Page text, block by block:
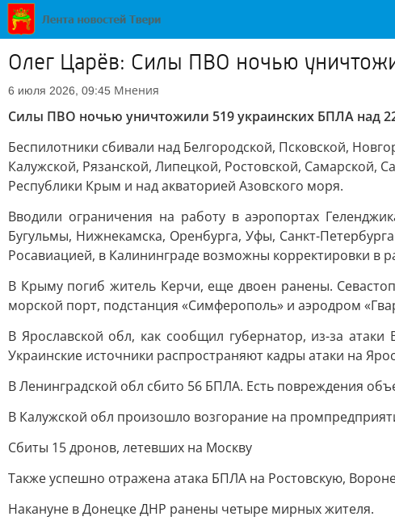
Олег Царёв: Силы ПВО ночью
6 июля 2026, 09:45 Мнения
Силы ПВО ночью уничтожили 519 украинских БПЛА над
Беспилотники сбивали над Белгородской, Псковской,
Калужской, Рязанской, Липецкой, Ростовской, Самарской,
Республики Крым и над акваторией Азовского моря.
Вводили ограничения на работу в аэропортах
Бугульмы, Нижнекамска, Оренбурга, Уфы, Санкт-
Росавиацией, в Калининграде возможны корректировки в
В Крыму погиб житель Керчи, еще двоен ранены.
морской порт, подстанция «Симферополь» и аэродром
В Ярославской обл, как сообщил губернатор, из-за
Украинские источники распространяют кадры атаки на
В Ленинградской обл сбито 56 БПЛА. Есть повреждения
В Калужской обл произошло возгорание на
Сбиты 15 дронов, летевших на Москву
Также успешно отражена атака БПЛА на Ростовскую,
Накануне в Донецке ДНР ранены четыре мирных жителя.